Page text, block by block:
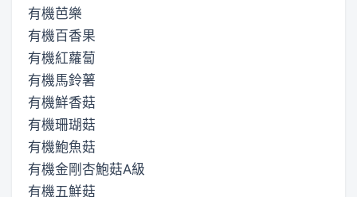
有機芭樂
有機百香果
有機紅蘿蔔
有機馬鈴薯
有機鮮香菇
有機珊瑚菇
有機鮑魚菇
有機金剛杏鮑菇A級
有機五鮮菇